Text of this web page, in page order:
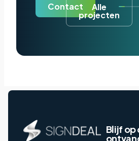
Contact Alle
projecten
Blijf op